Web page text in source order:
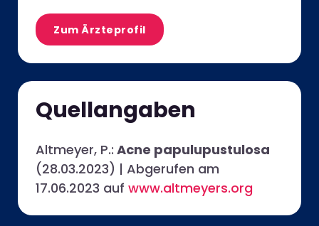
Zum Ärzteprofil
Quellangaben
Altmeyer, P.: Acne papulupustulosa
(28.03.2023) | Abgerufen am
17.06.2023 auf www.altmeyers.org